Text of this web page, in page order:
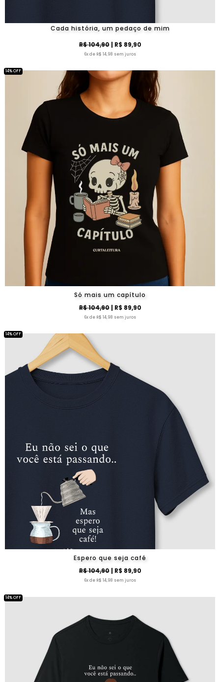
Cada história, um pedaço de mim
R$ 104,90| R$ 89,90
6x de R$ 14,98 sem juros
Só mais um capítulo
R$ 104,90| R$ 89,90
6x de R$ 14,98 sem juros
14% OFF
Espero que seja café
R$ 104,90| R$ 89,90
6x de R$ 14,98 sem juros
14% OFF
14% OFF